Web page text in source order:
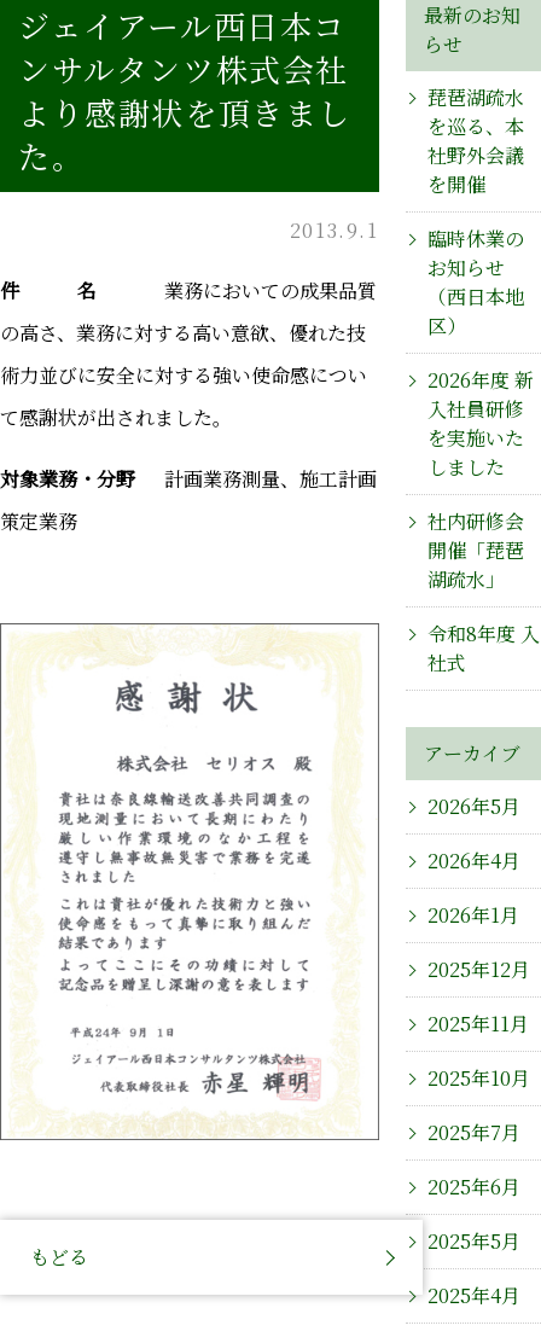
ジェイアール西日本コ
ンサルタンツ株式会社
より感謝状を頂きまし
た。
2013.9.1
件 名
業務においての成果品質
の高さ、業務に対する高い意欲、優れた技
術力並びに安全に対する強い使命感につい
て感謝状が出されました。
対象業務・分野 計画業務測量、施工計画
策定業務
もどる
最新のお知
らせ
琵琶湖疏水
を巡る、本
社野外会議
を開催
臨時休業の
お知らせ
（西日本地
区）
2026年度 新
入社員研修
を実施いた
しました
社内研修会
開催「琵琶
湖疏水」
令和8年度 入
社式
アーカイブ
2026年5月
2026年4月
2026年1月
2025年12月
2025年11月
2025年10月
2025年7月
2025年6月
2025年5月
2025年4月